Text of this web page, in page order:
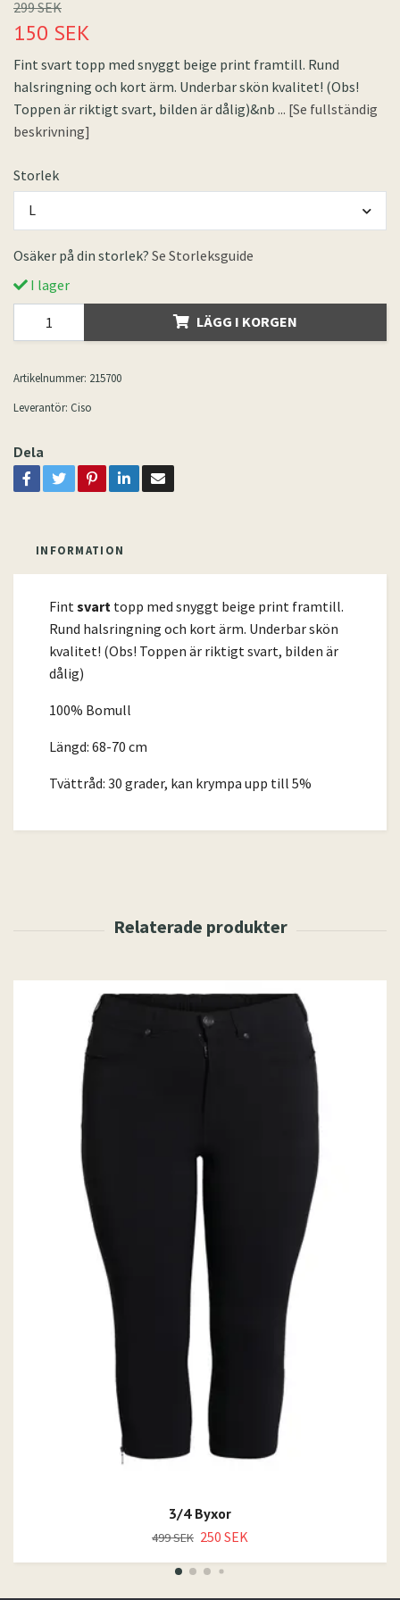
299 SEK
150 SEK
Fint svart topp med snyggt beige print framtill. Rund
halsringning och kort ärm. Underbar skön kvalitet! (Obs!
Toppen är riktigt svart, bilden är dålig)&nb ... [Se fullständig
beskrivning]
Storlek
L
Osäker på din storlek? Se Storleksguide
I lager
LÄGG I KORGEN
Artikelnummer: 215700
Leverantör: Ciso
Dela
INFORMATION
Fint svart topp med snyggt beige print framtill.
Rund halsringning och kort ärm. Underbar skön
kvalitet! (Obs! Toppen är riktigt svart, bilden är
dålig)
100% Bomull
Längd: 68-70 cm
Tvättråd: 30 grader, kan krympa upp till 5%
3/4 Byxor
499 SEK 250 SEK